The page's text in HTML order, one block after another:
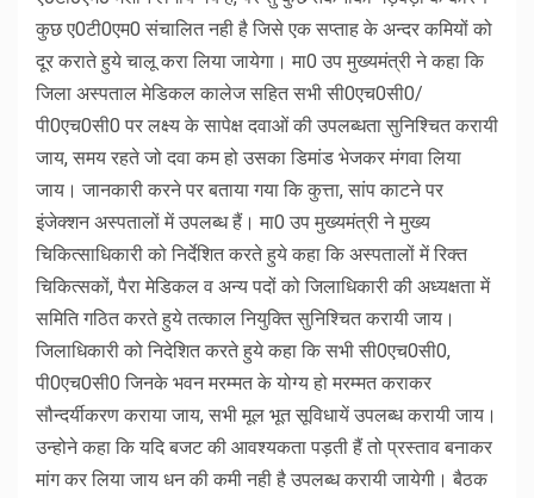
कुछ ए0टी0एम0 संचालित नही है जिसे एक सप्ताह के अन्दर कमियों को
दूर कराते हुये चालू करा लिया जायेगा। मा0 उप मुख्यमंत्री ने कहा कि
जिला अस्पताल मेडिकल कालेज सहित सभी सी0एच0सी0/
पी0एच0सी0 पर लक्ष्य के सापेक्ष दवाओं की उपलब्धता सुनिश्चित करायी
जाय, समय रहते जो दवा कम हो उसका डिमांड भेजकर मंगवा लिया
जाय। जानकारी करने पर बताया गया कि कुत्ता, सांप काटने पर
इंजेक्शन अस्पतालों में उपलब्ध हैं। मा0 उप मुख्यमंत्री ने मुख्य
चिकित्साधिकारी को निर्देशित करते हुये कहा कि अस्पतालों में रिक्त
चिकित्सकों, पैरा मेडिकल व अन्य पदों को जिलाधिकारी की अध्यक्षता में
समिति गठित करते हुये तत्काल नियुक्ति सुनिश्चित करायी जाय।
जिलाधिकारी को निदेशित करते हुये कहा कि सभी सी0एच0सी0,
पी0एच0सी0 जिनके भवन मरम्मत के योग्य हो मरम्मत कराकर
सौन्दर्यीकरण कराया जाय, सभी मूल भूत सूविधायें उपलब्ध करायी जाय।
उन्होने कहा कि यदि बजट की आवश्यकता पड़ती हैं तो प्रस्ताव बनाकर
मांग कर लिया जाय धन की कमी नही है उपलब्ध करायी जायेगी। बैठक